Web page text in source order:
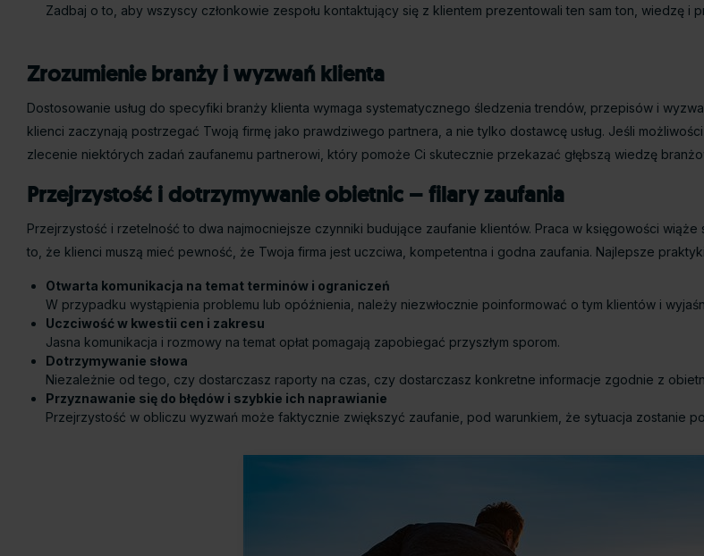
Zadbaj o to, aby wszyscy członkowie zespołu kontaktujący się z klientem prezentowali ten sam ton, wiedzę i
Zrozumienie branży i wyzwań klienta
Dostosowanie usług do specyfiki branży klienta wymaga systematycznego śledzenia trendów, przepisów i
klienci zaczynają postrzegać Twoją firmę jako prawdziwego partnera, a nie tylko dostawcę usług. Jeśli
zlecenie niektórych zadań zaufanemu partnerowi, który pomoże Ci skutecznie przekazać głębszą wiedzę
Przejrzystość i dotrzymywanie obietnic – filary zaufania
Przejrzystość i rzetelność to dwa najmocniejsze czynniki budujące zaufanie klientów. Praca w księgowości wiąże
to, że klienci muszą mieć pewność, że Twoja firma jest uczciwa, kompetentna i godna zaufania. Najlepsze
Otwarta komunikacja na temat terminów i ograniczeń
W przypadku wystąpienia problemu lub opóźnienia, należy niezwłocznie poinformować o tym klientów i
Uczciwość w kwestii cen i zakresu
Jasna komunikacja i rozmowy na temat opłat pomagają zapobiegać przyszłym sporom.
Dotrzymywanie słowa
Niezależnie od tego, czy dostarczasz raporty na czas, czy dostarczasz konkretne informacje zgodnie z
Przyznawanie się do błędów i szybkie ich naprawianie
Przejrzystość w obliczu wyzwań może faktycznie zwiększyć zaufanie, pod warunkiem, że sytuacja zostanie